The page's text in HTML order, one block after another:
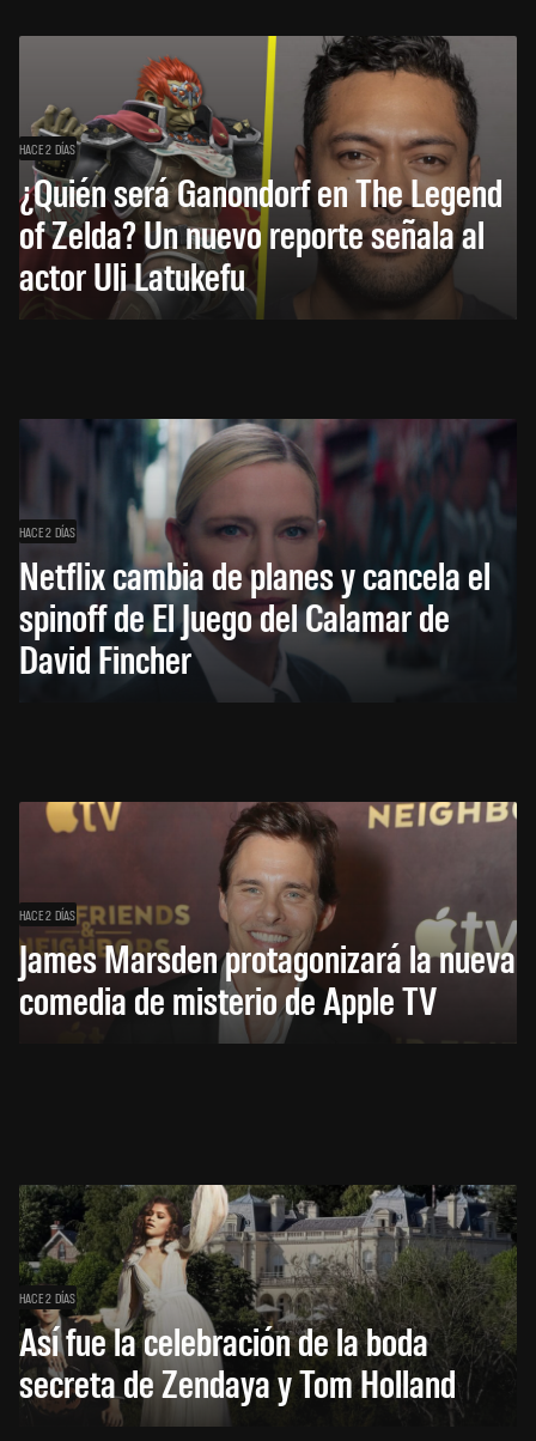
HACE 2 DÍAS
¿Quién será Ganondorf en The Legend
of Zelda? Un nuevo reporte señala al
actor Uli Latukefu
HACE 2 DÍAS
Netflix cambia de planes y cancela el
spinoff de El Juego del Calamar de
David Fincher
HACE 2 DÍAS
James Marsden protagonizará la nueva
comedia de misterio de Apple TV
HACE 2 DÍAS
Así fue la celebración de la boda
secreta de Zendaya y Tom Holland